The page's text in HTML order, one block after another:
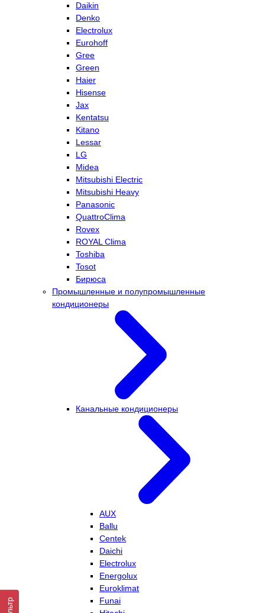
Daikin
Denko
Electrolux
Eurohoff
Gree
Green
Haier
Hisense
Jax
Kentatsu
Kitano
Lessar
LG
Midea
Mitsubishi Electric
Mitsubishi Heavy
Panasonic
QuattroClima
Rovex
ROYAL Clima
Toshiba
Tosot
Бирюса
Промышленные и полупромышленные
кондиционеры
Канальные кондиционеры
AUX
Ballu
Centek
Daichi
Electrolux
Energolux
Euroklimat
Funai